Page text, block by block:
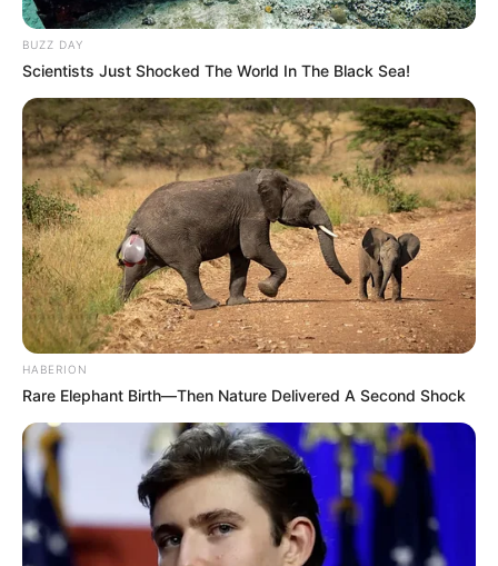
BUZZ DAY
Scientists Just Shocked The World In The Black Sea!
HABERION
Rare Elephant Birth—Then Nature Delivered A Second Shock